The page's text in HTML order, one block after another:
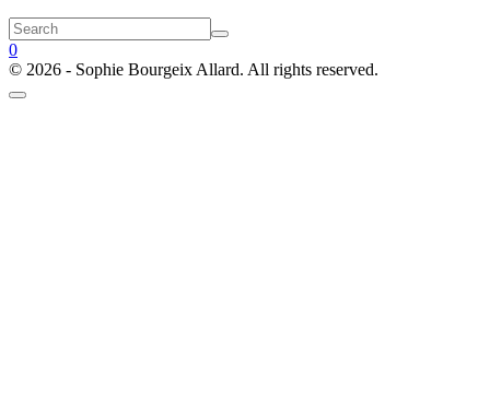
0
© 2026 - Sophie Bourgeix Allard. All rights reserved.